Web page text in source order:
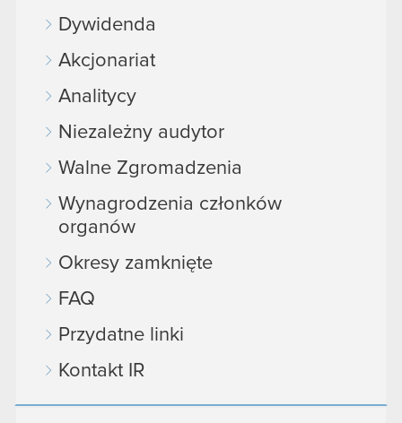
Dywidenda
Akcjonariat
Analitycy
Niezależny audytor
Walne Zgromadzenia
Wynagrodzenia członków
organów
Okresy zamknięte
FAQ
Przydatne linki
Kontakt IR